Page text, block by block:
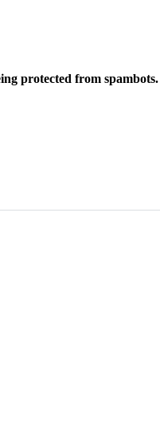
protected from